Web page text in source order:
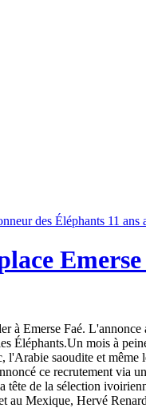
à Emerse Faé.
Éléphants.Un mois à
saoudite et
ce recrutement via
de la sélection
au Mexique, Hervé